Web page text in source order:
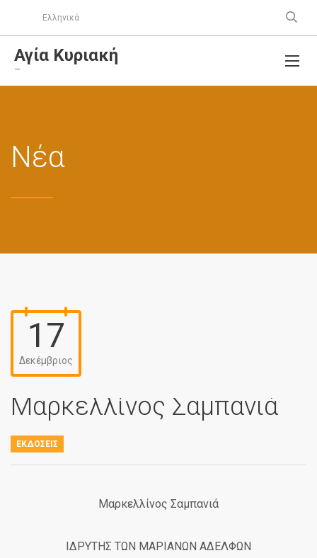
Ελληνικά
Αγία Κυριακή
–
Νέα
17
Δεκέμβριος
Μαρκελλίνος Σαμπανιά
ΕΚΔΌΣΕΙΣ
Μαρκελλίνος Σαμπανιά
ΙΔΡΥΤΗΣ ΤΩΝ ΜΑΡΙΑΝΩΝ ΑΔΕΛΦΩΝ